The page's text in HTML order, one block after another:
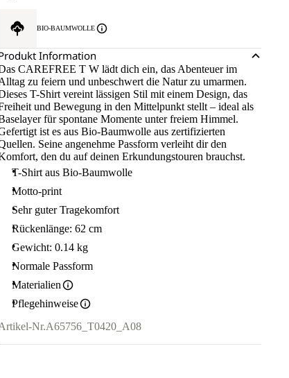
BIO-BAUMWOLLE
Information
CAREFREE T W lädt dich ein, das Abenteuer im
zu feiern und unbeschwert die Natur zu umarmen.
T-Shirt vereint lässigen Stil mit einem Design, das
und Bewegung in den Mittelpunkt stellt – ideal als
für spontane Momente unter freiem Himmel.
ist es aus Bio-Baumwolle aus zertifizierten
Seine angenehme Passform verleiht dir den
den du auf deinen Erkundungstouren brauchst.
T-Shirt aus Bio-Baumwolle
Motto-print
Sehr guter Tragekomfort
Rückenlänge: 62 cm
Gewicht: 0.14 kg
Normale Passform
Materialien
Pflegehinweise
Nr.A65756_T0420_A08